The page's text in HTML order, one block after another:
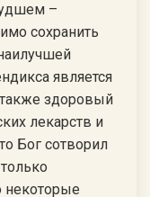
–
сохранить
является
здоровый
лекарств и
Бог сотворил
некоторые